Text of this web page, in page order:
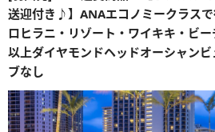
送迎付き♪】ANAエコノミークラス
ロヒラニ・リゾート・ワイキキ・ビ
以上ダイヤモンドヘッドオーシャン
ブなし